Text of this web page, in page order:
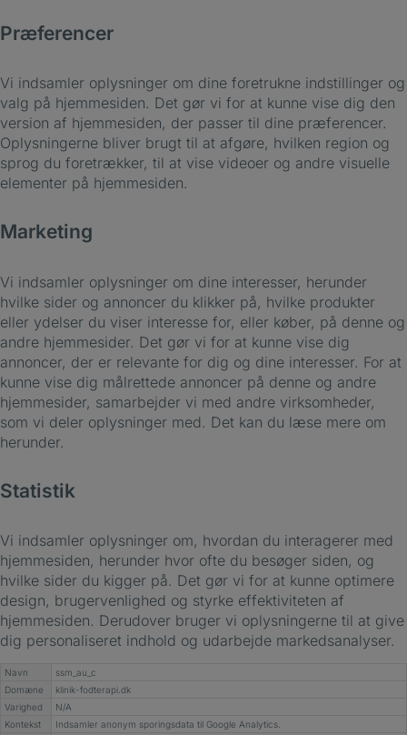
Præferencer
Vi indsamler oplysninger om dine foretrukne indstillinger og
valg på hjemmesiden. Det gør vi for at kunne vise dig den
version af hjemmesiden, der passer til dine præferencer.
Oplysningerne bliver brugt til at afgøre, hvilken region og
sprog du foretrækker, til at vise videoer og andre visuelle
elementer på hjemmesiden.
Marketing
Vi indsamler oplysninger om dine interesser, herunder
hvilke sider og annoncer du klikker på, hvilke produkter
eller ydelser du viser interesse for, eller køber, på denne og
andre hjemmesider. Det gør vi for at kunne vise dig
annoncer, der er relevante for dig og dine interesser. For at
kunne vise dig målrettede annoncer på denne og andre
hjemmesider, samarbejder vi med andre virksomheder,
som vi deler oplysninger med. Det kan du læse mere om
herunder.
Statistik
Vi indsamler oplysninger om, hvordan du interagerer med
hjemmesiden, herunder hvor ofte du besøger siden, og
hvilke sider du kigger på. Det gør vi for at kunne optimere
design, brugervenlighed og styrke effektiviteten af
hjemmesiden. Derudover bruger vi oplysningerne til at give
dig personaliseret indhold og udarbejde markedsanalyser.
Navn
ssm_au_c
Domæne
klinik-fodterapi.dk
Varighed
N/A
Kontekst
Indsamler anonym sporingsdata til Google Analytics.